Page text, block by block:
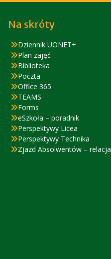
Na skróty
Dziennik UONET+
Plan zajęć
Biblioteka
Poczta
Office 365
TEAMS
Forms
eSzkoła – poradnik
Perspektywy Licea
Perspektywy Technika
Zjazd Absolwentów – relacja